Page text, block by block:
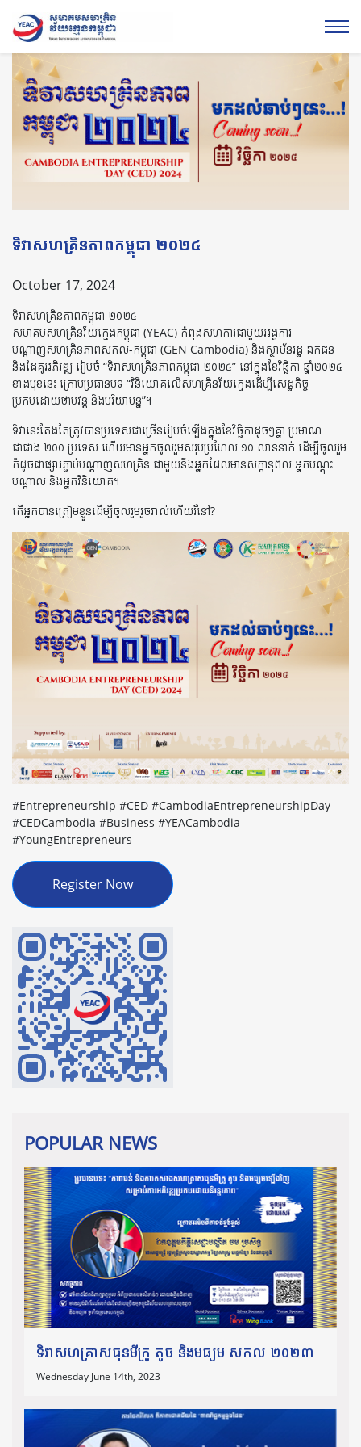
ទិវាសហគ្រិនភាពកម្ពុជា ២០២៤
October 17, 2024
ទិវាសហគ្រិនភាពកម្ពុជា ២០២៤
សមាគមសហគ្រិនវ័យក្មេងកម្ពុជា (YEAC) កំពុងសហការជាមួយអង្គការ
បណ្តាញសហគ្រិនភាពសកល-កម្ពុជា (GEN Cambodia) និងស្ថាប័នរដ្ឋ ឯកជន
និងដៃគូអភិវឌ្ឍ រៀបចំ “ទិវាសហគ្រិនភាពកម្ពុជា ២០២៤” នៅក្នុងខែវិឆ្ឆិកា ឆ្នាំ២០២៤
ខាងមុខនេះ ក្រោមប្រធានបទ “វិនិយោគលើសហគ្រិនវ័យក្មេងដើម្បីសេដ្ឋកិច្ច
ប្រកបដោយថាមវន្ត និងបរិយាបន្ន”។
ទិវានេះតែងតែត្រូវបានប្រទេសជាច្រើនរៀបចំឡើងក្នុងខែវិច្ឆិកាដូចៗគ្នា ប្រមាណ
ជាជាង ២០០ ប្រទេស ហើយមានអ្នកចូលរួមសរុបប្រហែល ១០ លាននាក់ ដើម្បីចូលរួម
ក៏ដូចជាផ្សារភ្ជាប់បណ្ដាញសហគ្រិន ជាមួយនឹងអ្នកដែលមានសក្ដានុពល អ្នកបណ្ដុះ
បណ្ដាល និងអ្នកវិនិយោគ។
តើអ្នកបានត្រៀមខ្លួនដើម្បីចូលរួមរួចរាល់ហើយរឺនៅ?
#Entrepreneurship #CED #CambodiaEntrepreneurshipDay
#CEDCambodia #Business #YEACambodia
#YoungEntrepreneurs
Register Now
POPULAR NEWS
ទិវាសហគ្រាសធុនមីក្រូ តូច និងមធ្យម សកល ២០២៣
Wednesday June 14th, 2023